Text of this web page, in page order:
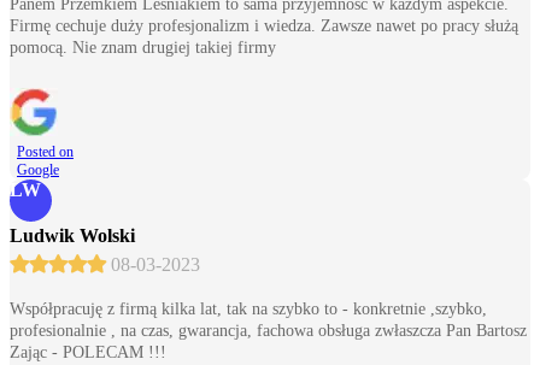
Panem Przemkiem Leśniakiem to sama przyjemność w każdym aspekcie.
Firmę cechuje duży profesjonalizm i wiedza. Zawsze nawet po pracy służą
pomocą. Nie znam drugiej takiej firmy
Posted on
Google
LW
Ludwik Wolski
08-03-2023
Współpracuję z firmą kilka lat, tak na szybko to - konkretnie ,szybko,
profesionalnie , na czas, gwarancja, fachowa obsługa zwłaszcza Pan Bartosz
Zając - POLECAM !!!